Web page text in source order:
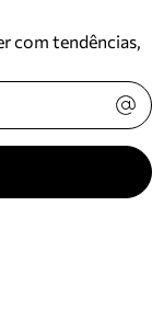
com tendências,